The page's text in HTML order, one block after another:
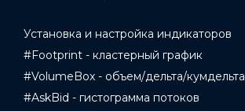
Установка и настройка индикаторов
#Footprint - кластерный график
#VolumeBox - объем/дельта/кумдельта
#AskBid - гистограмма потоков